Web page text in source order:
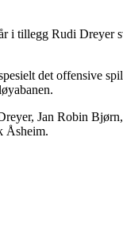
i tillegg Rudi Dreyer
det offensive
Jan Robin
Åsheim.